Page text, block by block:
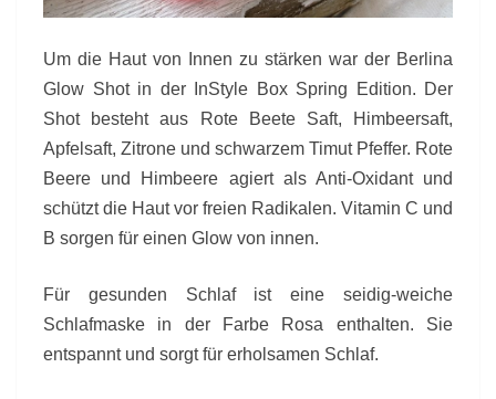
Um die Haut von Innen zu stärken war der Berlina
Glow Shot in der InStyle Box Spring Edition. Der
Shot besteht aus Rote Beete Saft, Himbeersaft,
Apfelsaft, Zitrone und schwarzem Timut Pfeffer. Rote
Beere und Himbeere agiert als Anti-Oxidant und
schützt die Haut vor freien Radikalen. Vitamin C und
B sorgen für einen Glow von innen.
Für gesunden Schlaf ist eine seidig-weiche
Schlafmaske in der Farbe Rosa enthalten. Sie
entspannt und sorgt für erholsamen Schlaf.